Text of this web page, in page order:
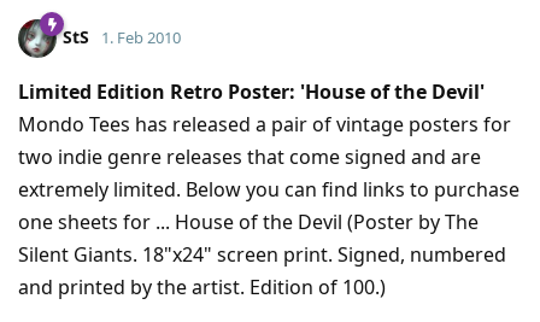
StS 1. Feb 2010
Limited Edition Retro Poster: 'House of the Devil'
Mondo Tees has released a pair of vintage posters for
two indie genre releases that come signed and are
extremely limited. Below you can find links to purchase
one sheets for ... House of the Devil (Poster by The
Silent Giants. 18"x24" screen print. Signed, numbered
and printed by the artist. Edition of 100.)